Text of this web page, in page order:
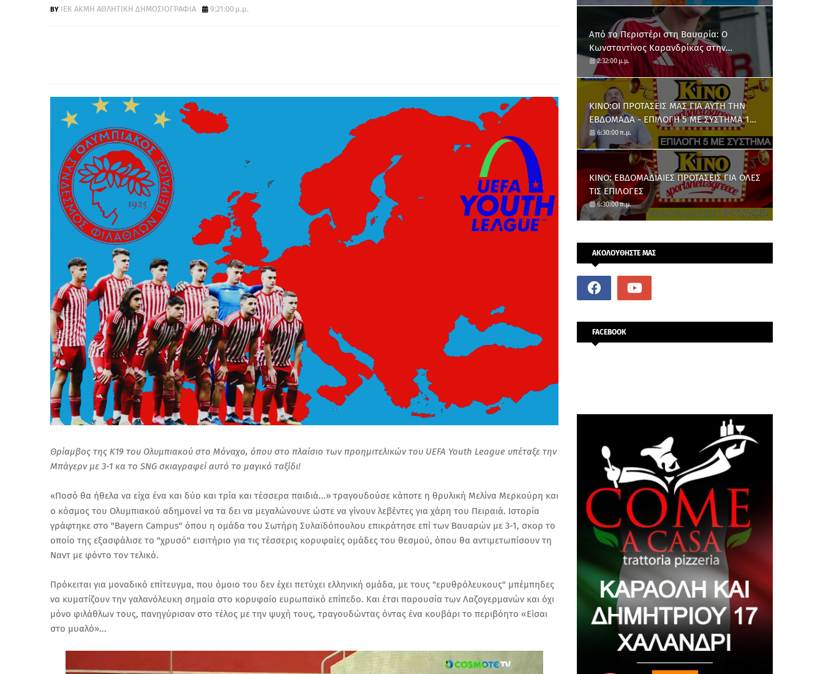
ΙΕΚ ΑΚΜΗ ΑΘΛΗΤΙΚΗ ΔΗΜΟΣΙΟΓΡΑΦΙΑ 9:21:00 μ.μ.
Θρίαμβος της Κ19 του Ολυμπιακού στο Μόναχο, όπου στο πλαίσιο των προημιτελικών του UEFA Youth League υπέταξε την
Μπάγερν με 3-1 κα το SNG σκιαγραφεί αυτό το μαγικό ταξίδι!
«Ποσό θα ήθελα να είχα ένα και δύο και τρία και τέσσερα παιδιά...» τραγουδούσε κάποτε η θρυλική Μελίνα Μερκούρη και
ο κόσμος του Ολυμπιακού αδημονεί να τα δει να μεγαλώνουνε ώστε να γίνουν λεβέντες για χάρη του Πειραιά. Ιστορία
γράφτηκε στο "Bayern Campus" όπου η ομάδα του Σωτήρη Συλαϊδόπουλου επικράτησε επί των Βαυαρών με 3-1, σκορ το
οποίο της εξασφάλισε το "χρυσό" εισιτήριο για τις τέσσερις κορυφαίες ομάδες του θεσμού, όπου θα αντιμετωπίσουν τη
Ναντ με φόντο τον τελικό.
Πρόκειται για μοναδικό επίτευγμα, που όμοιο του δεν έχει πετύχει ελληνική ομάδα, με τους "ερυθρόλευκους" μπέμπηδες
να κυματίζουν την γαλανόλευκη σημαία στο κορυφαίο ευρωπαϊκό επίπεδο. Και έτσι παρουσία των Λαζογερμανών και όχι
μόνο φιλάθλων τους, πανηγύρισαν στο τέλος με την ψυχή τους, τραγουδώντας όντας ένα κουβάρι το περιβόητο «Είσαι
στο μυαλό»...
Από το Περιστέρι στη Βαυαρία: O
Κωνσταντίνος Καρανδρίκας στην
Μπάγερν Μονάχου
2:32:00 μ.μ.
ΚΙΝΟ:ΟΙ ΠΡΟΤΑΣΕΙΣ ΜΑΣ ΓΙΑ ΑΥΤΗ ΤΗΝ
ΕΒΔΟΜΑΔΑ - ΕΠΙΛΟΓΗ 5 ΜΕ ΣΥΣΤΗΜΑ 10
ΑΡΙΘΜΩΝ
6:30:00 π.μ.
ΚΙΝΟ: ΕΒΔΟΜΑΔΙΑΙΕΣ ΠΡΟΤΑΣΕΙΣ ΓΙΑ ΟΛΕΣ
ΤΙΣ ΕΠΙΛΟΓΕΣ
6:30:00 π.μ.
ΑΚΟΛΟΥΘΗΣΤΕ ΜΑΣ
FACEBOOK